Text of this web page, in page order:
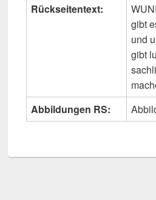
Rückseitentext:
gibt
und
gibt
Abbildungen RS: